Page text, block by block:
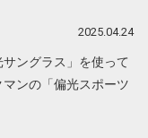
2025.04.24
ングラス」を使って
ンの「偏光スポーツ